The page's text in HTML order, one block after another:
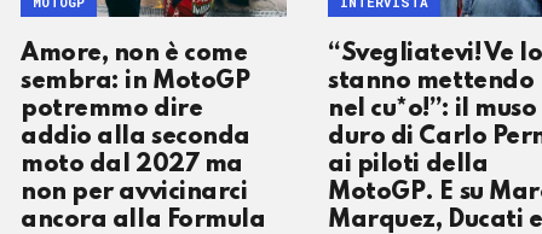
Amore, non è come
sembra: in MotoGP
potremmo dire
addio alla seconda
moto dal 2027 ma
non per avvicinarci
ancora alla Formula
“Svegliatevi! Ve lo
stanno mettendo
nel cu*o!”: il muso
duro di Carlo
ai piloti della
MotoGP. E su
Marquez, Ducati